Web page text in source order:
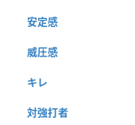
安定感
威圧感
キレ
対強打者